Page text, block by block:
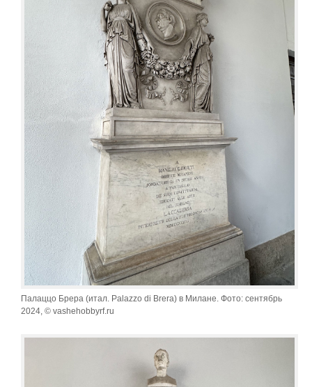
Палаццо Брера (итал. Palazzo di Brera) в Милане. Фото: сентябрь
2024, © vashehobbyrf.ru